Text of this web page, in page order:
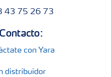
43 75 26 73
con Yara
distribuidor